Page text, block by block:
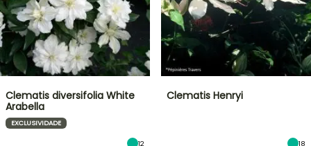
Clematis diversifolia White
Arabella
EXCLUSIVIDADE
12
Clematis Henryi
18